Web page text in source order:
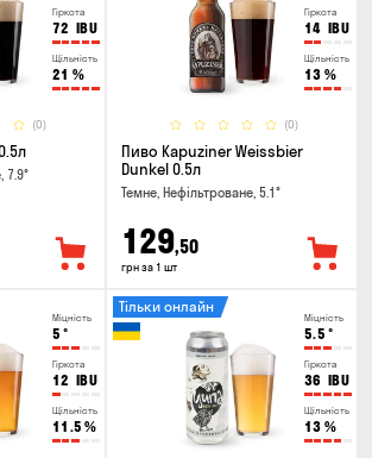
Гіркота
72 IBU
Щільність
21 %
(0)
7.9°
Гіркота
14 IBU
Щільність
13 %
(0)
Пиво Kapuziner Weissbier
Dunkel 0.5л
Темне, Нефільтроване, 5.1°
129,50
грн за 1 шт
Міцність
5 °
Гіркота
12 IBU
Щільність
11.5 %
Міцність
5.5 °
Гіркота
36 IBU
Щільність
13 %
Тільки онлайн